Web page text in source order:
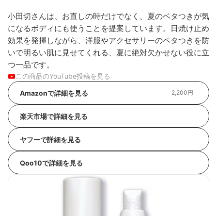
小田切さんは、お直しの時だけでなく、夏のベタつきが気
になるボディにも使うことを提案しています。日焼け止め
効果を発揮しながら、洋服やアクセサリーのペタつきを防
いで明るい肌に見せてくれる、夏に絶対欠かせない役に立
つ一品です。
この商品のYouTube投稿を見る
Amazonで詳細を見る 2,200円
楽天市場で詳細を見る
ヤフーで詳細を見る
Qoo10で詳細を見る